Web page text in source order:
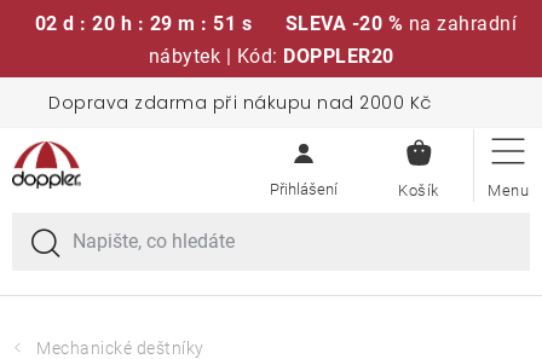
02 d : 20 h : 29 m : 51 s SLEVA -20 % na zahradní
nábytek | Kód: DOPPLER20
obsah
Doprava zdarma při nákupu nad 2000 Kč
KOŠÍK
Sedací soupravy
Slunečníky
Křesla a židle
Mechanické deštníky